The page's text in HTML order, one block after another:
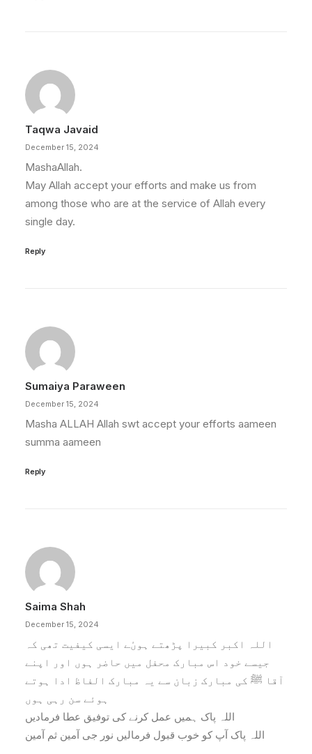
Taqwa Javaid
December 15, 2024
MashaAllah.
May Allah accept your efforts and make us from
among those who are at the service of Allah every
single day.
Reply
Sumaiya Paraween
December 15, 2024
Masha ALLAH Allah swt accept your efforts aameen
summa aameen
Reply
Saima Shah
December 15, 2024
اللہ اکبر کبیرا پڑھتے ہوںٔے ایسی کیفیت تھی کہ
جیسے خود اس مبارک محفل میں حاضر ہوں اور اپنے
آقا ﷺ کی مبارک زبان سے یہ مبارک الفاظ ادا ہوتے
ہوئے سن رہی ہوں
اللہ پاک ہمیں عمل کرنے کی توفیق عطا فرمادیں
اللہ پاک آپ کو خوب قبول فرمالیں نور جی آمین ثم آمین